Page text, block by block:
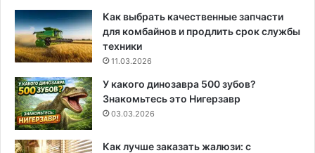
Как выбрать качественные запчасти
для комбайнов и продлить срок службы
техники
11.03.2026
У какого динозавра 500 зубов?
Знакомьтесь это Нигерзавр
03.03.2026
Как лучше заказать жалюзи: с